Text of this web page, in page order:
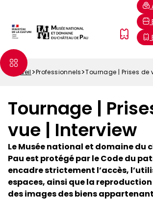
contenu
principal
Menu
Fil
Accueil Professionnels Tournage | Prises de
Tournage |
vue | Interview
Le Musée national et domaine du
Pau est protégé par le Code du
encadre strictement l’accès,
espaces, ainsi que la
des images des biens